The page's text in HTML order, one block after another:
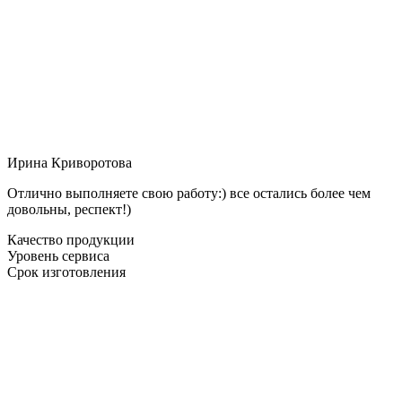
Ирина Криворотова
Отлично выполняете свою работу:) все остались более чем
довольны, респект!)
Качество продукции
Уровень сервиса
Срок изготовления